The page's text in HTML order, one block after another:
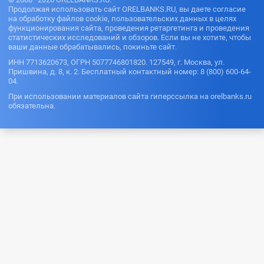
Продолжая использовать сайт ORELBANKS.RU, вы даете согласие
на обработку файлов cookie, пользовательских данных в целях
функционирования сайта, проведения ретаргетинга и проведения
статистических исследований и обзоров. Если вы не хотите, чтобы
ваши данные обрабатывались, покиньте сайт.
ИНН 7713620673, ОГРН 5077746801820. 127549, г. Москва, ул.
Пришвина, д. 8, к. 2. Бесплатный контактный номер: 8 (800) 600-64-
04.
При использовании материалов сайта гиперссылка на orelbanks.ru
обязательна.